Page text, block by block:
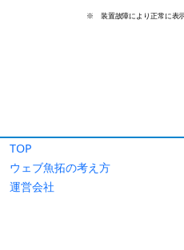
TOP
ウェブ魚拓の考え方
運営会社